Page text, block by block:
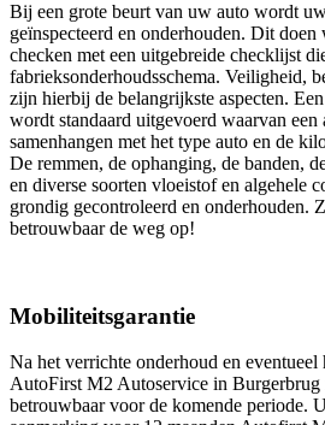
Bij een grote beurt van uw auto wordt
geïnspecteerd en onderhouden. Dit
checken met een uitgebreide checklijst
fabrieksonderhoudsschema. Veiligheid,
zijn hierbij de belangrijkste aspecten.
wordt standaard uitgevoerd waarvan een
samenhangen met het type auto en de
De remmen, de ophanging, de banden,
en diverse soorten vloeistof en algehele
grondig gecontroleerd en onderhouden.
betrouwbaar de weg op!
Mobiliteitsgarantie
Na het verrichte onderhoud en eventueel
AutoFirst M2 Autoservice in
betrouwbaar voor de komende periode.